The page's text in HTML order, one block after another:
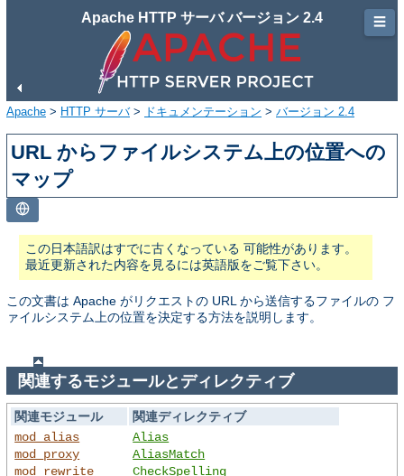
Apache HTTP サーバ バージョン 2.4
Apache > HTTP サーバ> ドキュメンテーション > バージョン 2.4
URL からファイルシステム上の位置への
マップ
この日本語訳はすでに古くなっている 可能性があります。
最近更新された内容を見るには英語版をご覧下さい。
この文書は Apache がリクエストの URL から送信するファイルの フ
ァイルシステム上の位置を決定する方法を説明します。
関連するモジュールとディレクティブ
関連モジュール
関連ディレクティブ
mod_alias
mod_proxy
mod_rewrite
Alias
AliasMatch
CheckSpelling
☰